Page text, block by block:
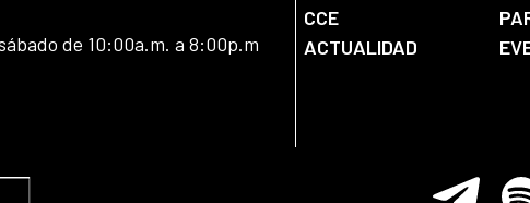
de 10:00a.m. a 8:00p.m
CCE
ACTUALIDAD
Telegram